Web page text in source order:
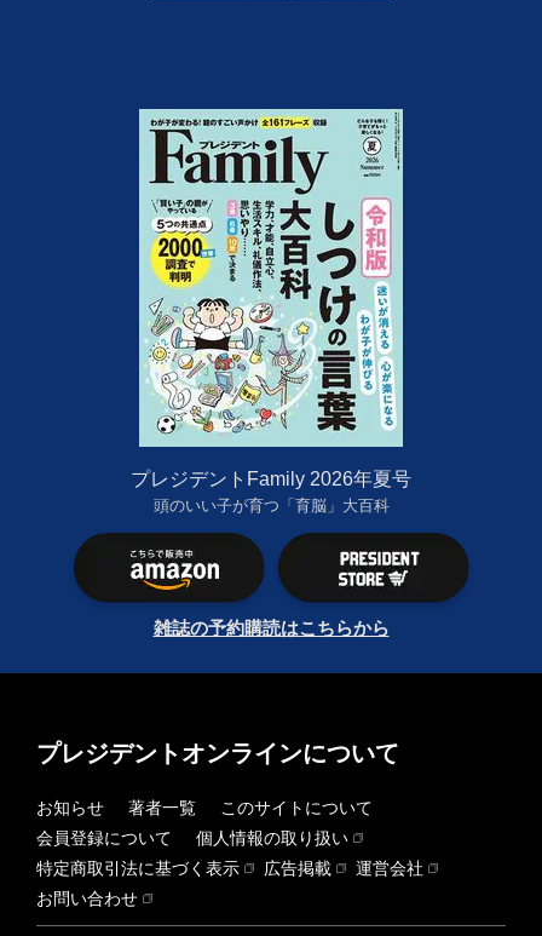
プレジデントFamily 2026年夏号
頭のいい子が育つ「育脳」大百科
雑誌の予約購読はこちらから
プレジデントオンラインについて
お知らせ 著者一覧
このサイトについて
会員登録について
個人情報の取り扱い
特定商取引法に基づく表示
広告掲載
運営会社
お問い合わせ